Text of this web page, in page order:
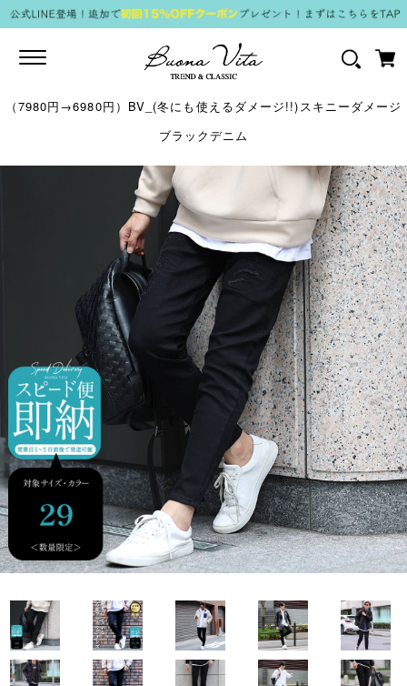
Toggle
（7980円→6980円）BV_(冬にも使えるダメージ!!)スキニーダメージ
ブラックデニム